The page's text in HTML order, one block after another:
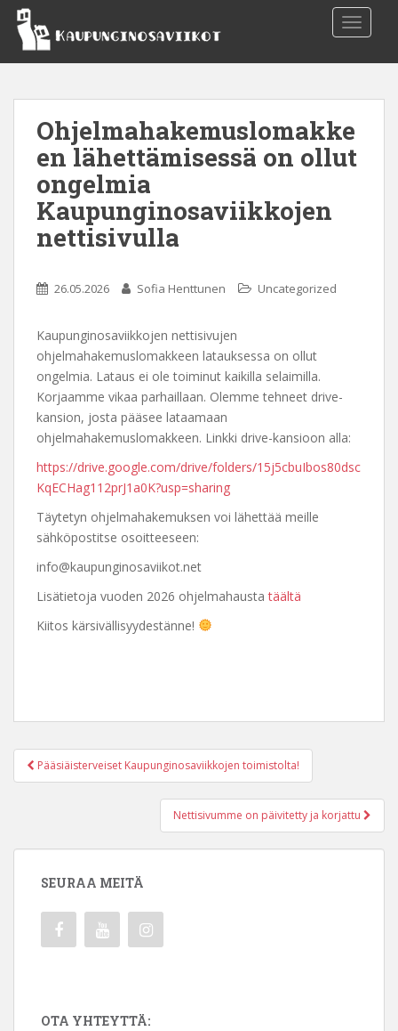
Ohjelmahakemuslomakke
en lähettämisessä on ollut
ongelmia
Kaupunginosaviikkojen
nettisivulla
26.05.2026 Sofia Henttunen Uncategorized
Kaupunginosaviikkojen nettisivujen
ohjelmahakemuslomakkeen latauksessa on ollut
ongelmia. Lataus ei ole toiminut kaikilla selaimilla.
Korjaamme vikaa parhaillaan. Olemme tehneet drive-
kansion, josta pääsee lataamaan
ohjelmahakemuslomakkeen. Linkki drive-kansioon alla:
https://drive.google.com/drive/folders/15j5cbuIbos80dsc
KqECHag112prJ1a0K?usp=sharing
Täytetyn ohjelmahakemuksen voi lähettää meille
sähköpostitse osoitteeseen:
info@kaupunginosaviikot.net
Lisätietoja vuoden 2026 ohjelmahaustatäältä
Kiitos kärsivällisyydestänne!
Post
navigation
Pääsiäisterveiset Kaupunginosaviikkojen toimistolta!
Nettisivumme on päivitetty ja korjattu
SEURAA MEITÄ
OTA YHTEYTTÄ: